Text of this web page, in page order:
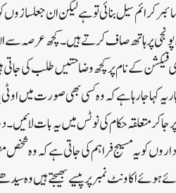
کرائم سیل بنائی تو ہے لیکن ان
پونجی پر ہاتھ صاف کرتے ہیں۔کچھ عرصہ
کے نام پر کچھ وضاحتیں طلب کی جاتی
جارہا ہے کہ وہ کسی بھی صورت میں
جاکر متعلقہ حکام کی نوٹس میں یہ بات
کویہ مسیج فراہم کی جاتی ہے کہ وہ شخص
اکاونٹ نمبر پر پیسے بھیجتے ہیں